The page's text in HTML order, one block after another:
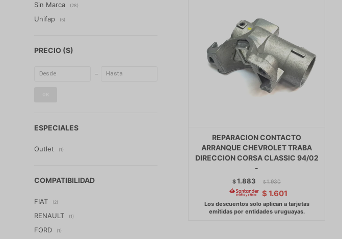
REPARACION CONTACTO
ARRANQUE CHEVROLET TRABA
DIRECCION CORSA CLASSIC 94/02
-
$1.883 $ 1.930
$ 1.601
Sin Marca (28)
Unifap (5)
PRECIO ($)
ESPECIALES
Outlet (1)
COMPATIBILIDAD
FIAT (2)
RENAULT (1)
FORD (1)